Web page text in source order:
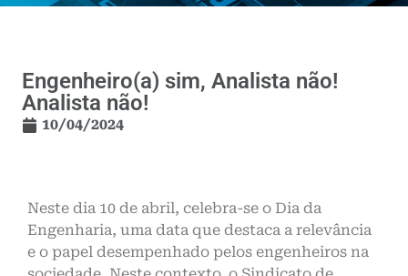
Engenheiro(a) sim, Analista não!
Analista não!
10/04/2024
Neste dia 10 de abril, celebra-se o Dia da
Engenharia, uma data que destaca a relevância
e o papel desempenhado pelos engenheiros na